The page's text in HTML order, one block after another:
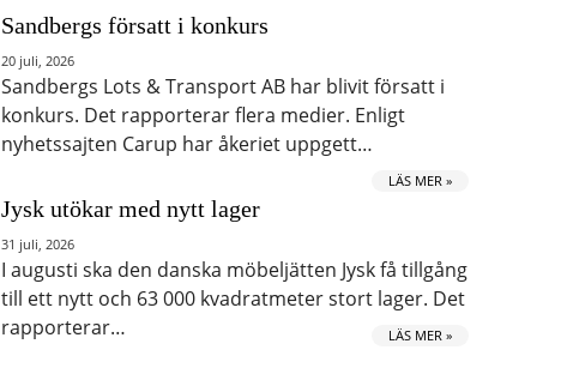
Sandbergs försatt i konkurs
20 juli, 2026
Sandbergs Lots & Transport AB har blivit försatt i
konkurs. Det rapporterar flera medier. Enligt
nyhetssajten Carup har åkeriet uppgett…
LÄS MER »
Jysk utökar med nytt lager
31 juli, 2026
I augusti ska den danska möbeljätten Jysk få tillgång
till ett nytt och 63 000 kvadratmeter stort lager. Det
rapporterar…
LÄS MER »